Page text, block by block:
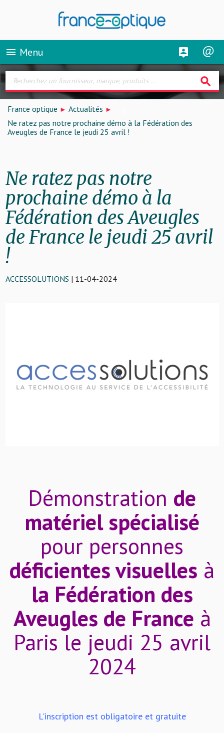
menu Menu
search
France optique
Actualités
Ne ratez pas notre prochaine démo à la Fédération des
Aveugles de France le jeudi 25 avril !
Ne ratez pas notre
prochaine démo à la
Fédération des Aveugles
de France le jeudi 25 avril
!
ACCESSOLUTIONS | 11-04-2024
Démonstration de
matériel spécialisé
pour personnes
déficientes visuelles à
la Fédération des
Aveugles de France à
Paris le jeudi 25 avril
2024
L'inscription est obligatoire et gratuite